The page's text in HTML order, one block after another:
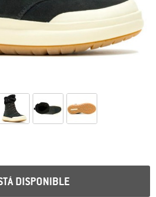
DISPONIBLE